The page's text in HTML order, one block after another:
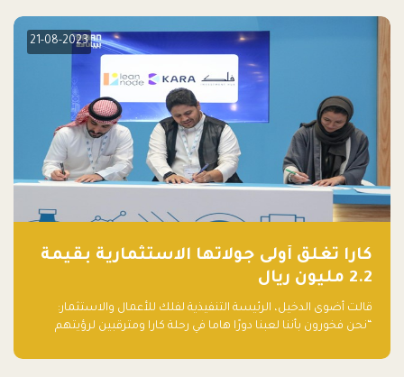
21-08-2023
كارا تغلق أولى جولاتها الاستثمارية بقيمة
2.2 مليون ريال
قالت أضوى الدخيل، الرئيسة التنفيذية لفلك للأعمال والاستثمار:
“نحن فخورون بأننا لعبنا دورًا هاما في رحلة كارا ومترقبين لرؤيتهم
جيدًا لكوكبنا فحسب، بل إنه جيد أيضًا للأعمال”.